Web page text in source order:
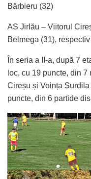
Bărbieru (32)
AS Jirlău – Viitorul
Belmega (31),
În seria a II-a, după 7
loc, cu 19 puncte, din
Cireșu și Voința
puncte, din 6 partide